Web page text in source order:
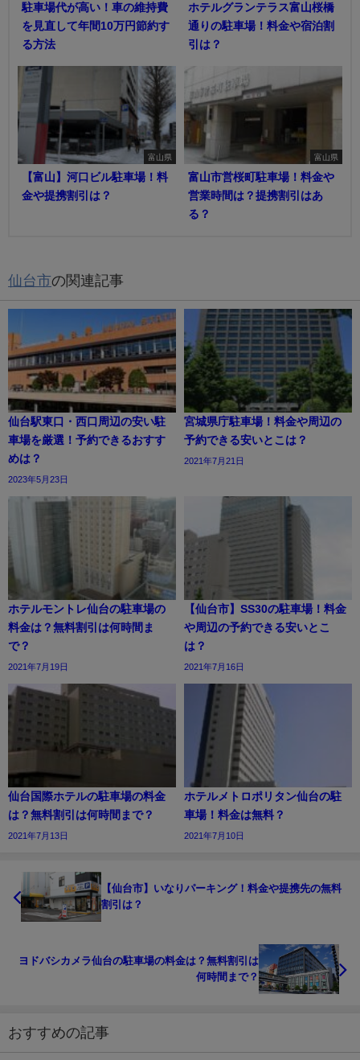
駐車場代が高い！車の維持費
を見直して年間10万円節約す
る方法
ホテルグランテラス富山桜橋
通りの駐車場！料金や宿泊割
引は？
富山県
【富山】河口ビル駐車場！料
金や提携割引は？
富山県
富山市営桜町駐車場！料金や
営業時間は？提携割引はあ
る？
仙台市の関連記事
仙台駅東口・西口周辺の安い駐
車場を厳選！予約できるおすす
めは？
2023年5月23日
宮城県庁駐車場！料金や周辺の
予約できる安いとこは？
2021年7月21日
ホテルモントレ仙台の駐車場の
料金は？無料割引は何時間ま
で？
2021年7月19日
【仙台市】SS30の駐車場！料金
や周辺の予約できる安いとこ
は？
2021年7月16日
仙台国際ホテルの駐車場の料金
は？無料割引は何時間まで？
2021年7月13日
ホテルメトロポリタン仙台の駐
車場！料金は無料？
2021年7月10日
【仙台市】いなりパーキング！料金や提携先の無料
割引は？
ヨドバシカメラ仙台の駐車場の料金は？無料割引は
何時間まで？
おすすめの記事